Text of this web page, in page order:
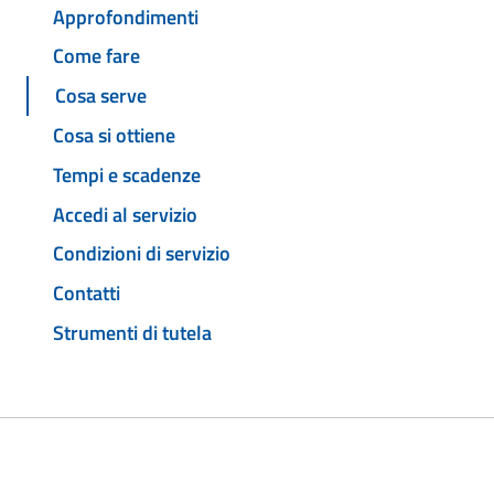
Approfondimenti
Come fare
Cosa serve
Cosa si ottiene
Tempi e scadenze
Accedi al servizio
Condizioni di servizio
Contatti
Strumenti di tutela